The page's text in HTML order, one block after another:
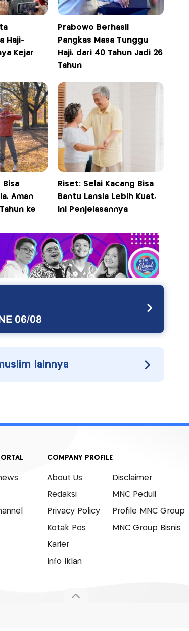
Haji-
Kejar
Prabowo Berhasil
Pangkas Masa Tunggu
Haji, dari 40 Tahun Jadi 26
Tahun
Bisa
Aman
ke
Riset: Selai Kacang Bisa
Bantu Lansia Lebih Kuat,
Ini Penjelasannya
06/08
lainnya
COMPANY PROFILE
About Us
Redaksi
Privacy Policy
Kotak Pos
Karier
Info Iklan
Disclaimer
MNC Peduli
Profile MNC Group
MNC Group Bisnis